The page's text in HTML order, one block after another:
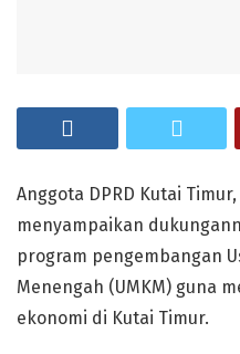
Anggota DPRD Kutai
menyampaikan
program pengembangan
Menengah (UMKM) guna
ekonomi di Kutai Timur.